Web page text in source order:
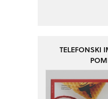
TELEFONSKI